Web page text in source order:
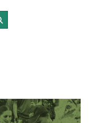
นหารายวิชา